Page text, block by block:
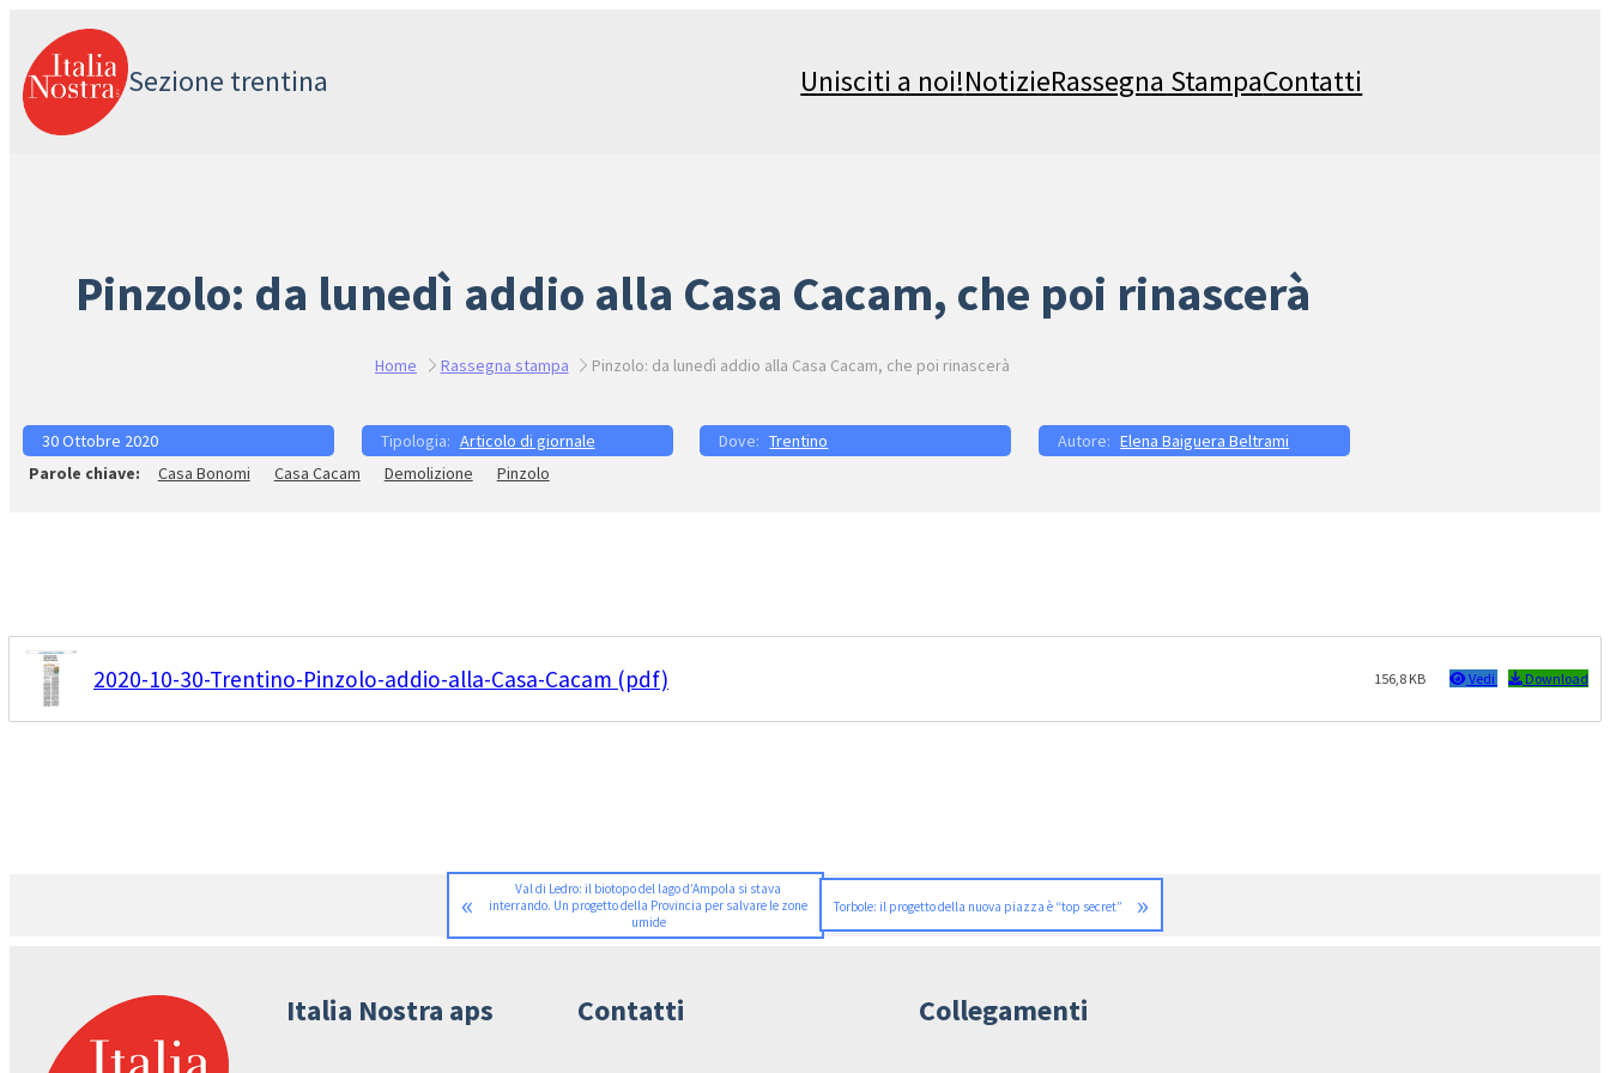
al
contenuto
Sezione trentina Unisciti a noi!NotizieRassegna StampaContatti
Pinzolo: da lunedì addio alla Casa Cacam, che poi rinascerà
Home Rassegna stampa Pinzolo: da lunedì addio alla Casa Cacam, che poi rinascerà
30 Ottobre 2020 Articolo di giornale Trentino
Elena Baiguera Beltrami
Casa Bonomi
Casa Cacam Demolizione Pinzolo
2020-10-30-Trentino-Pinzolo-addio-alla-Casa-Cacam (pdf) 156,8 KB Vedi Download
«
Val di Ledro: il biotopo del lago d’Ampola si stava
interrando. Un progetto della Provincia per salvare le zone
umide
Torbole: il progetto della nuova piazza è “top secret” »
Italia Nostra aps Contatti Collegamenti